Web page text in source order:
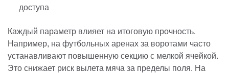
доступа
Каждый параметр влияет на итоговую прочность.
Например, на футбольных аренах за воротами часто
устанавливают повышенную секцию с мелкой ячейкой.
Это снижает риск вылета мяча за пределы поля. На